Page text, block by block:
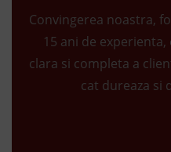
Convingerea noastra,
15 ani de
clara si completa a
cat dureaza si